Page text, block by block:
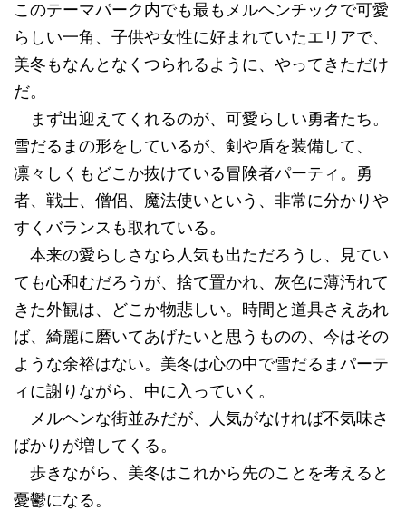
このテーマパーク内でも最もメルヘンチックで可愛
らしい一角、子供や女性に好まれていたエリアで、
美冬もなんとなくつられるように、やってきただけ
だ。
まず出迎えてくれるのが、可愛らしい勇者たち。
雪だるまの形をしているが、剣や盾を装備して、
凛々しくもどこか抜けている冒険者パーティ。勇
者、戦士、僧侶、魔法使いという、非常に分かりや
すくバランスも取れている。
本来の愛らしさなら人気も出ただろうし、見てい
ても心和むだろうが、捨て置かれ、灰色に薄汚れて
きた外観は、どこか物悲しい。時間と道具さえあれ
ば、綺麗に磨いてあげたいと思うものの、今はその
ような余裕はない。美冬は心の中で雪だるまパーテ
ィに謝りながら、中に入っていく。
メルヘンな街並みだが、人気がなければ不気味さ
ばかりが増してくる。
歩きながら、美冬はこれから先のことを考えると
憂鬱になる。